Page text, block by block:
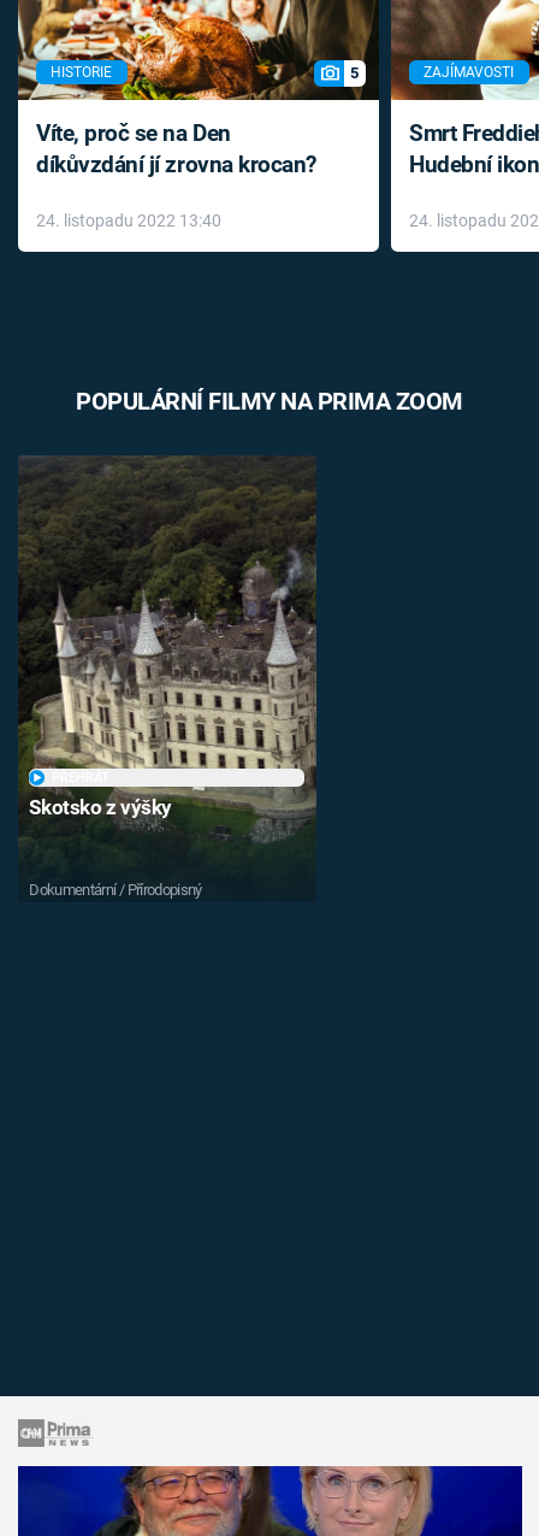
HISTORIE 5
Víte, proč se na Den
díkůvzdání jí zrovna krocan?
24. listopadu 2022 13:40
ZAJÍMAVOSTI
Smrt
Hudební
léky
24. listopadu
POPULÁRNÍ FILMY NA PRIMA ZOOM
Skotsko z výšky
Dokumentární / Přírodopisný